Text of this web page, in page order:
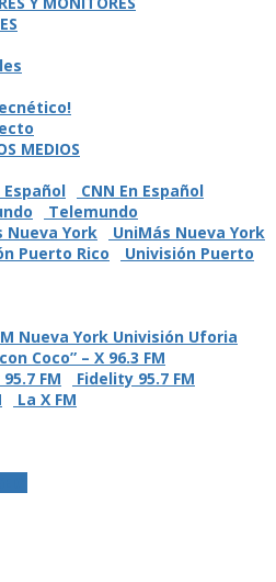
MEDIOS
CNN En Español
Telemundo
UniMás Nueva York
Univisión Puerto
Coco” – X 96.3 FM
Fidelity 95.7 FM
La X FM